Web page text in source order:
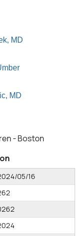
MD
MD
- Boston
05/16